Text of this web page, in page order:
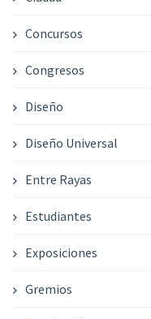
Concursos
Congresos
Diseño
Diseño Universal
Entre Rayas
Estudiantes
Exposiciones
Gremios